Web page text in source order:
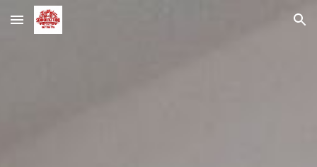
Skip to main content Skip to navigation